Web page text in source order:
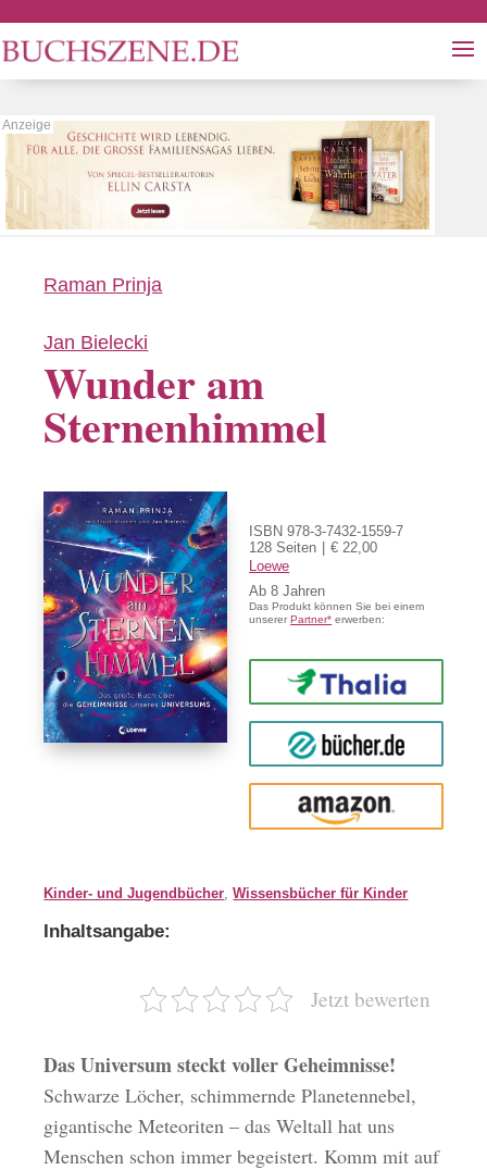
Raman Prinja
Jan Bielecki
Wunder am
Sternenhimmel
ISBN 978-3-7432-1559-7
128 Seiten
€ 22,00
Loewe
Ab8
Das Produkt können Sie bei einem
unsererPartner* erwerben:
Thalia
buecher.de
Amazon
Kinder- und Jugendbücher ,Wissensbücher für Kinder
Inhaltsangabe:
Jetzt bewerten
Das Universum steckt voller Geheimnisse!
Schwarze Löcher, schimmernde Planetennebel,
gigantische Meteoriten – das Weltall hat uns
Menschen schon immer begeistert. Komm mit auf